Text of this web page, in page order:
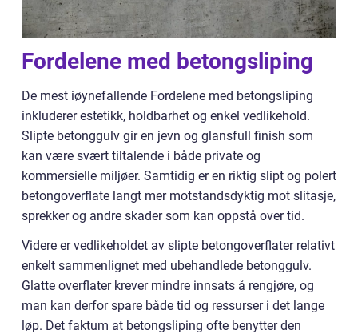
Fordelene med betongsliping
De mest iøynefallende Fordelene med betongsliping
inkluderer estetikk, holdbarhet og enkel vedlikehold.
Slipte betonggulv gir en jevn og glansfull finish som
kan være svært tiltalende i både private og
kommersielle miljøer. Samtidig er en riktig slipt og polert
betongoverflate langt mer motstandsdyktig mot slitasje,
sprekker og andre skader som kan oppstå over tid.
Videre er vedlikeholdet av slipte betongoverflater relativt
enkelt sammenlignet med ubehandlede betonggulv.
Glatte overflater krever mindre innsats å rengjøre, og
man kan derfor spare både tid og ressurser i det lange
løp. Det faktum at betongsliping ofte benytter den